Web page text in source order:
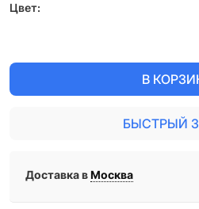
Цвет:
В
БЫСТРЫЙ
Доставка вМосква